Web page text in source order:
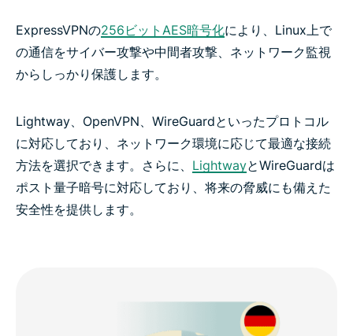
ExpressVPNの256ビットAES暗号化により、Linux上で
の通信をサイバー攻撃や中間者攻撃、ネットワーク監視
からしっかり保護します。
Lightway、OpenVPN、WireGuardといったプロトコル
に対応しており、ネットワーク環境に応じて最適な接続
方法を選択できます。さらに、 LightwayとWireGuardは
ポスト量子暗号に対応しており、将来の脅威にも備えた
安全性を提供します。